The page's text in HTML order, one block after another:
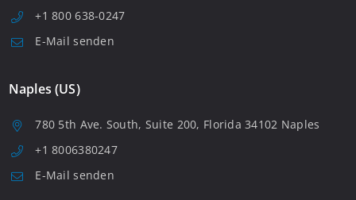
+1 800 638-0247
E-Mail senden
Naples (US)
780 5th Ave. South, Suite 200, Florida 34102 Naples
+1 8006380247
E-Mail senden